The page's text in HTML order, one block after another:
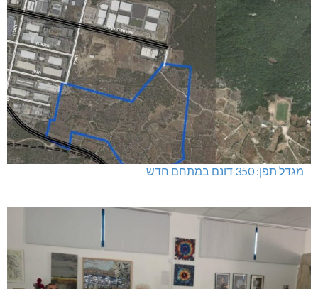
מגדל תפן: 350 דונם במתחם חדש